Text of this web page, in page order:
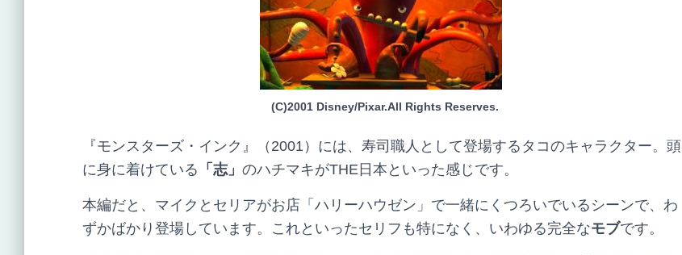
(C)2001 Disney/Pixar.All Rights Reserves.
『モンスターズ・インク』（2001）には、寿司職人として登場するタコのキャラクター。頭
に身に着けている 「志」 のハチマキがTHE 日本といった感じです。
本編だと、マイクとセリアがお店「ハリーハウゼン」で一緒にくつろいでいるシーンで、わ
ずかばかり登場しています。これといったセリフも特になく、いわゆる完全なモブです。